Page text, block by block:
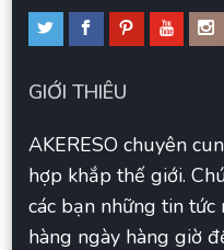
GIỚI THIÊU
AKERESO chuyên
hợp khắp thế giới.
các bạn những tin
hàng ngày hàng giờ